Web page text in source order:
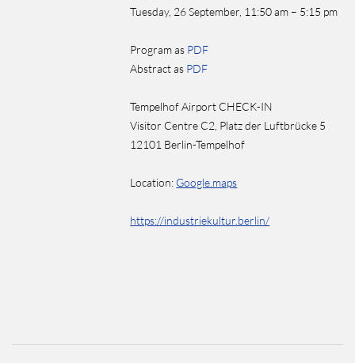
Tuesday, 26 September, 11:50 am – 5:15 pm
Program as PDF
Abstract as PDF
Tempelhof Airport CHECK-IN
Visitor Centre C2, Platz der Luftbrücke 5
12101 Berlin-Tempelhof
Location: Google.maps
https://industriekultur.berlin/